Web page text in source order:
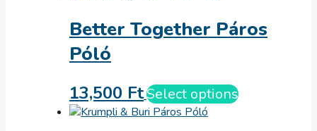
Better Together Páros
Póló
13,500 FtSelect options